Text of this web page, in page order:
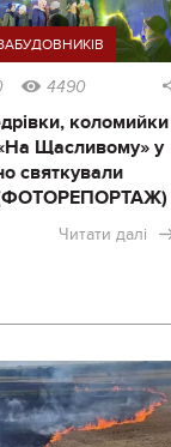
4490
коломийки
Щасливому» у
святкували
Читати далі